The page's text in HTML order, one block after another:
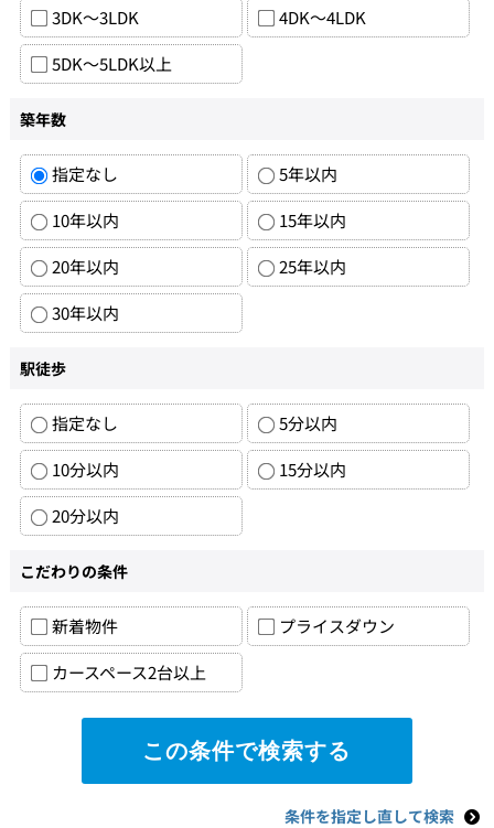
3DK～3LDK
4DK～4LDK
5DK～5LDK以上
築年数
指定なし
5年以内
10年以内
15年以内
20年以内
25年以内
30年以内
駅徒歩
指定なし
5分以内
10分以内
15分以内
20分以内
こだわりの条件
新着物件
プライスダウン
カースペース2台以上
条件を指定し直して検索